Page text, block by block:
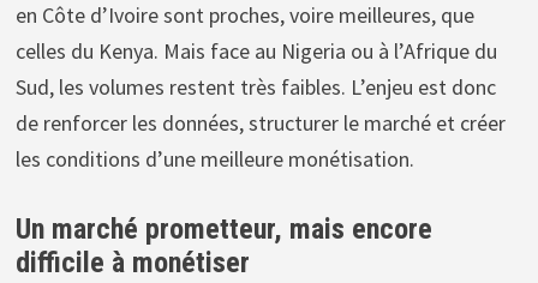
en Côte d’Ivoire sont proches, voire meilleures, que
celles du Kenya. Mais face au Nigeria ou à l’Afrique du
Sud, les volumes restent très faibles. L’enjeu est donc
de renforcer les données, structurer le marché et créer
les conditions d’une meilleure monétisation.
Un marché prometteur, mais encore
difficile à monétiser